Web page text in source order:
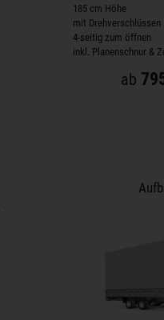
185 cm Höhe
mit Drehverschlüssen
4-seitig zum öffnen
inkl. Planenschnur &
ab